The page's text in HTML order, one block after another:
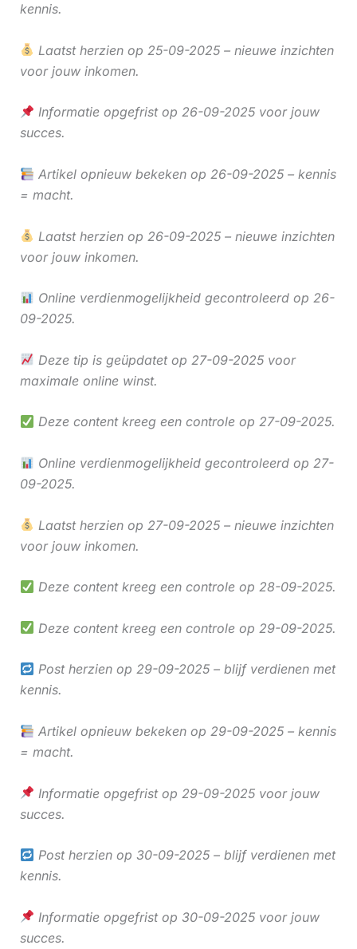
kennis.
Laatst herzien op 25-09-2025 – nieuwe inzichten
voor jouw inkomen.
Informatie opgefrist op 26-09-2025 voor jouw
succes.
Artikel opnieuw bekeken op 26-09-2025 – kennis
= macht.
Laatst herzien op 26-09-2025 – nieuwe inzichten
voor jouw inkomen.
Online verdienmogelijkheid gecontroleerd op 26-
09-2025.
Deze tip is geüpdatet op 27-09-2025 voor
maximale online winst.
Deze content kreeg een controle op 27-09-2025.
Online verdienmogelijkheid gecontroleerd op 27-
09-2025.
Laatst herzien op 27-09-2025 – nieuwe inzichten
voor jouw inkomen.
Deze content kreeg een controle op 28-09-2025.
Deze content kreeg een controle op 29-09-2025.
Post herzien op 29-09-2025 – blijf verdienen met
kennis.
Artikel opnieuw bekeken op 29-09-2025 – kennis
= macht.
Informatie opgefrist op 29-09-2025 voor jouw
succes.
Post herzien op 30-09-2025 – blijf verdienen met
kennis.
Informatie opgefrist op 30-09-2025 voor jouw
succes.